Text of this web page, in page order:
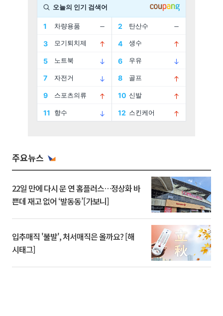
주요뉴스
22일 만에 다시 문 연 홈플러스…정상화 바
쁜데 재고 없어 ‘발동동’[가보니]
입추매직 '불발', 처서매직은 올까요? [해
시태그]